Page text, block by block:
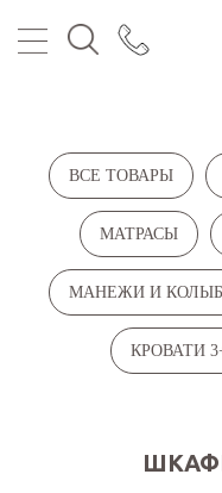
ВСЕ ТОВАРЫ
МАТРАСЫ
МАНЕЖИ И
КРОВАТИ